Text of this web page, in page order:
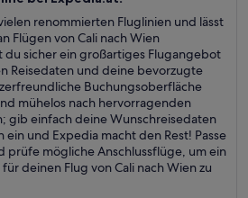
renommierten Fluglinien und lässt
Flügen von Cali nach Wien
du sicher ein großartiges Flugangebot
Reisedaten und deine bevorzugte
Buchungsoberfläche
mühelos nach hervorragenden
gib einfach deine Wunschreisedaten
und Expedia macht den Rest! Passe
prüfe mögliche Anschlussflüge, um ein
deinen Flug von Cali nach Wien zu